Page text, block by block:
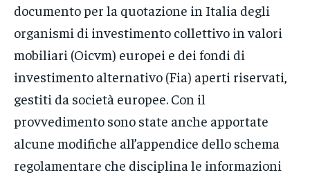
documento per la quotazione in Italia degli
organismi di investimento collettivo in valori
mobiliari (Oicvm) europei e dei fondi di
investimento alternativo (Fia) aperti riservati,
gestiti da società europee. Con il
provvedimento sono state anche apportate
alcune modifiche all’appendice dello schema
regolamentare che disciplina le informazioni